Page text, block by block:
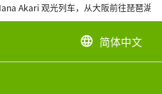
Akari 观光列车，从大阪前往琵琶湖
language 简体中文